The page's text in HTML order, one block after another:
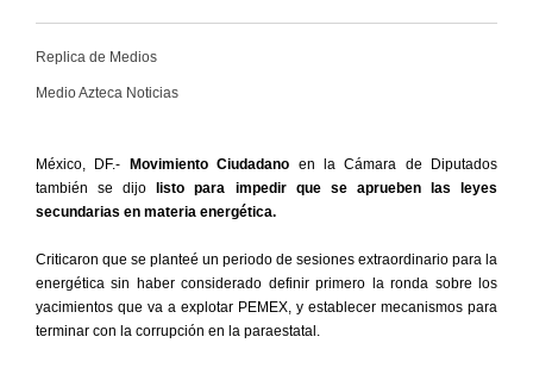
Replica de Medios
Medio Azteca Noticias
México, DF.- Movimiento Ciudadano en la Cámara de Diputados
también se dijo
listo para impedir que se aprueben las leyes
secundarias en materia energética.
Criticaron que se planteé un periodo de sesiones extraordinario para la
energética sin haber considerado definir primero la ronda sobre los
yacimientos que va a explotar PEMEX, y establecer mecanismos para
terminar con la corrupción en la paraestatal.